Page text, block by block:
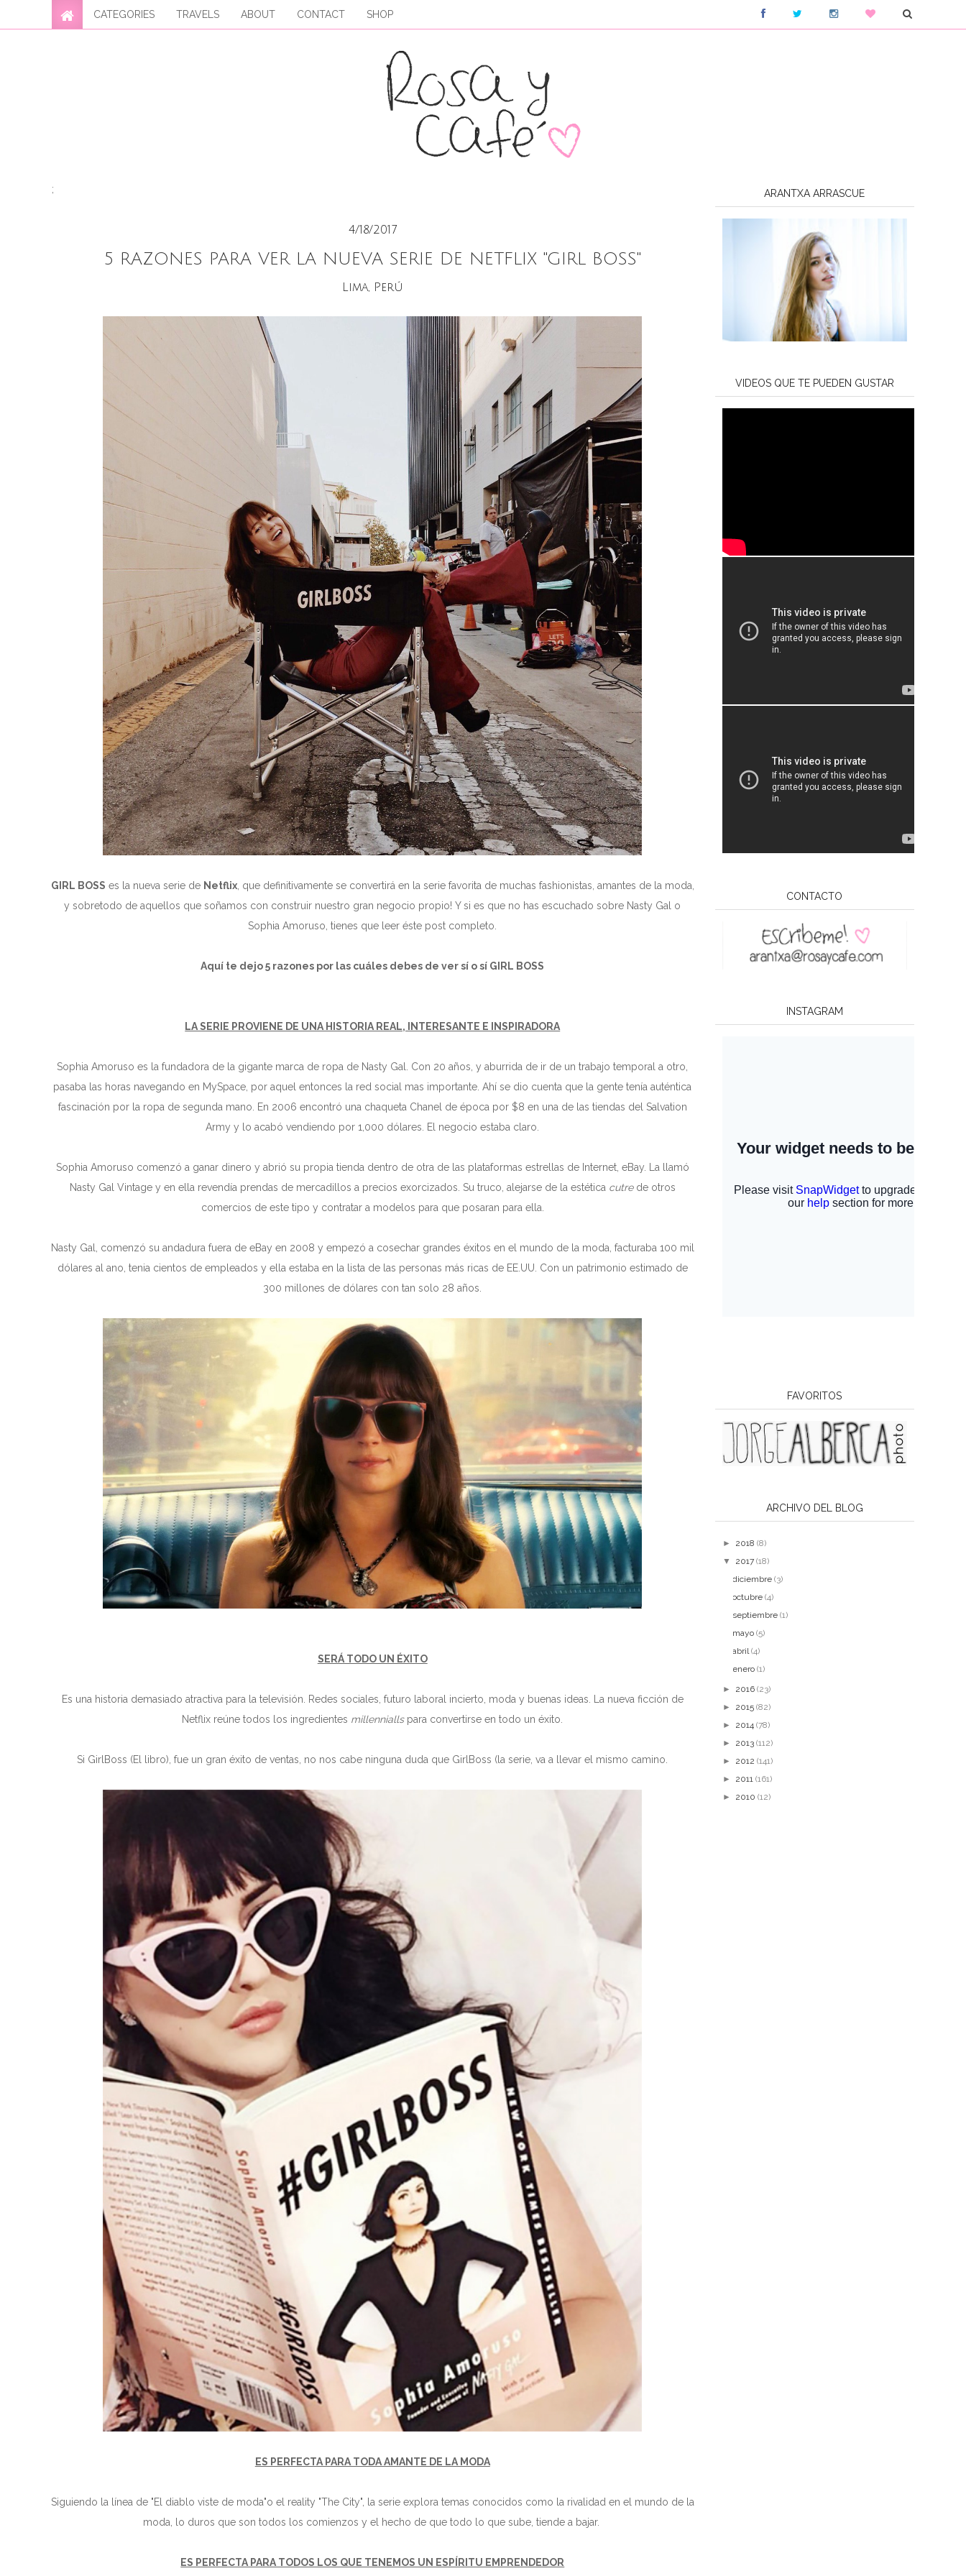
CATEGORIES TRAVELS ABOUT CONTACT SHOP
;
4/18/2017
5 RAZONES PARA VER LA NUEVA SERIE DE NETFLIX "GIRL BOSS"
Lima, Perú
GIRL BOSS es la nueva serie de Netflix, que definitivamente se convertirá en la serie favorita de muchas fashionistas, amantes de la moda,
y sobretodo de aquellos que soñamos con construir nuestro gran negocio propio! Y si es que no has escuchado sobre Nasty Gal o
Sophia Amoruso, tienes que leer éste post completo.
Aquí te dejo 5 razones por las cuáles debes de ver sí o sí GIRL BOSS
LA SERIE PROVIENE DE UNA HISTORIA REAL, INTERESANTE E INSPIRADORA
Sophia Amoruso es la fundadora de la gigante marca de ropa de Nasty Gal. Con 20 años, y aburrida de ir de un trabajo temporal a otro,
pasaba las horas navegando en MySpace, por aquel entonces la red social mas importante. Ahí se dio cuenta que la gente tenía auténtica
fascinación por la ropa de segunda mano. En 2006 encontró una chaqueta Chanel de época por $8 en una de las tiendas del Salvation
Army y lo acabó vendiendo por 1,000 dólares. El negocio estaba claro.
Sophia Amoruso comenzó a ganar dinero y abrió su propia tienda dentro de otra de las plataformas estrellas de Internet, eBay. La llamó
Nasty Gal Vintage y en ella revendía prendas de mercadillos a precios exorcizados. Su truco, alejarse de la estética cutrede otros
comercios de este tipo y contratar a modelos para que posaran para ella.
Nasty Gal, comenzó su andadura fuera de eBay en 2008 y empezó a cosechar grandes éxitos en el mundo de la moda, facturaba 100 mil
dólares al ano, tenia cientos de empleados y ella estaba en la lista de las personas más ricas de EE.UU. Con un patrimonio estimado de
300 millones de dólares con tan solo 28 años.
SERÁ TODO UN ÉXITO
Es una historia demasiado atractiva para la televisión. Redes sociales, futuro laboral incierto, moda y buenas ideas. La nueva ficción de
Netflix reúne todos los ingredientes millenniallspara convertirse en todo un éxito.
Si GirlBoss (El libro), fue un gran éxito de ventas, no nos cabe ninguna duda que GirlBoss (la serie, va a llevar el mismo camino.
ES PERFECTA PARA TODA AMANTE DE LA MODA
Siguiendo la línea de "El diablo viste de moda"o el reality "The City", la serie explora temas conocidos como la rivalidad en el mundo de la
moda, lo duros que son todos los comienzos y el hecho de que todo lo que sube, tiende a bajar.
ES PERFECTA PARA TODOS LOS QUE TENEMOS UN ESPÍRITU EMPRENDEDOR
ARANTXA ARRASCUE
VIDEOS QUE TE PUEDEN GUSTAR
CONTACTO
INSTAGRAM
FAVORITOS
ARCHIVO DEL BLOG
► 2018 (8)
▼
2017 (18)
diciembre (3)
octubre (4)
septiembre (1)
mayo (5)
abril(4)
enero (1)
►
2016 (23)
►
2015 (82)
►
2014 (78)
►
2013 (112)
►
2012 (141)
►
2011 (161)
►
2010 (12)